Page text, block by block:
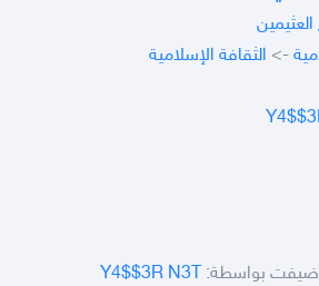
-> الثقافة الإسلامية
بواسطة: Y4$$3R N3T